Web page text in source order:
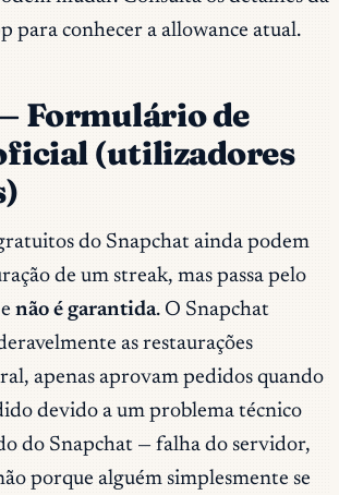
para conhecer a allowance atual.
Formulário de
(utilizadores
do Snapchat ainda podem
de um streak, mas passa pelo
não é garantida. O Snapchat
as restaurações
apenas aprovam pedidos quando
devido a um problema técnico
do Snapchat — falha do servidor,
porque alguém simplesmente se